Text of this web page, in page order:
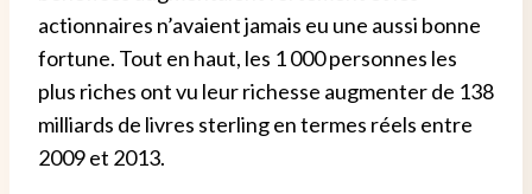
actionnaires n’avaient jamais eu une aussi bonne
fortune. Tout en haut, les 1 000 personnes les
plus riches ont vu leur richesse augmenter de 138
milliards de livres sterling en termes réels entre
2009 et 2013.